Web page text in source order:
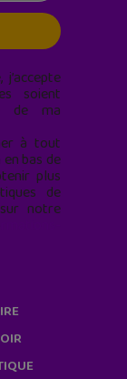
soient
de ma
à tout
bas de
plus
de
notre